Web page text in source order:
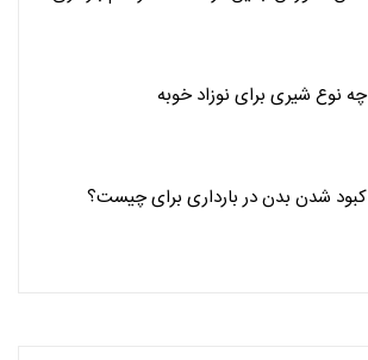
چه نوع شیری برای نوزاد خوبه
کبود شدن بدن در بارداری برای چیست؟